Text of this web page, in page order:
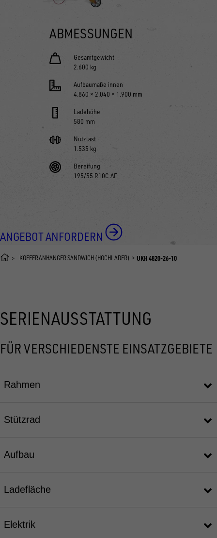
ABMESSUNGEN
Gesamtgewicht
2.600 kg
Aufbaumaße innen
4.860 × 2.040 × 1.900 mm
Ladehöhe
580 mm
Nutzlast
1.535 kg
Bereifung
195/55 R10C AF
ANGEBOT ANFORDERN
KOFFERANHÄNGER SANDWICH (HOCHLADER) UKH 4820-26-10
SERIENAUSSTATTUNG
FÜR VERSCHIEDENSTE EINSATZGEBIETE
Rahmen
Stützrad
Aufbau
Ladefläche
Elektrik